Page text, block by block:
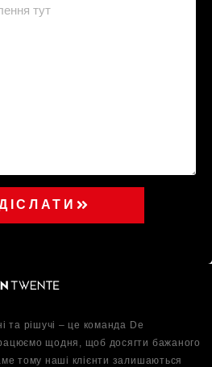
та рішучі – це команда De
щодня, щоб досягти бажаного
тому наші клієнти залишаються